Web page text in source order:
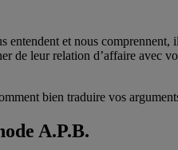
entendent et nous
de leur relation d’affaire avec
bien traduire vos
A.P.B.